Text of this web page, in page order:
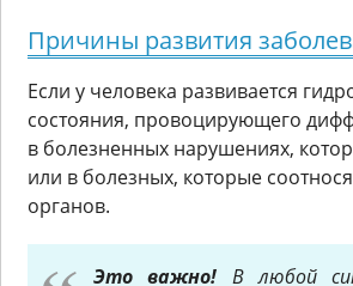
Причины развития
Если у человека развивается
состояния, провоцирующего
в болезненных нарушениях,
или в болезных, которые
органов.
Это важно! В любой